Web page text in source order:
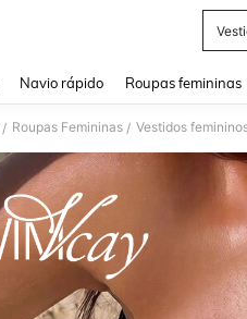
Navio rápido Roupas femininas
/ Roupas Femininas / Vestidos